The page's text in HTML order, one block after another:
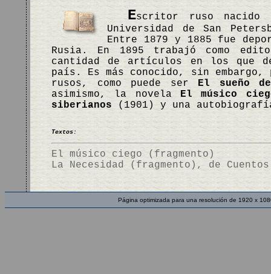
Escritor ruso nacido
Universidad de San
Entre 1879 y 1885 fue
Rusia. En 1895 trabajó como
cantidad de artículos en los que
país. Es más conocido, sin
rusos, como puede ser El sueño
asimismo, la novela El músico
siberianos (1901) y una
Textos:
El músico ciego (fragmento)
La Necesidad (fragmento), de
Página optimizada para una resolución de 1920 x